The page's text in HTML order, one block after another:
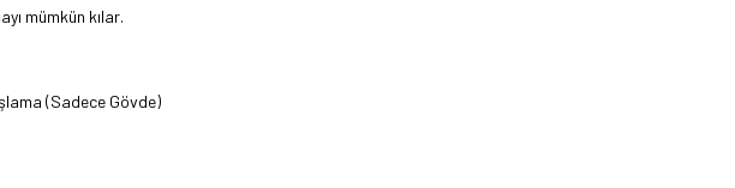
mümkün kılar.
(Sadece Gövde)